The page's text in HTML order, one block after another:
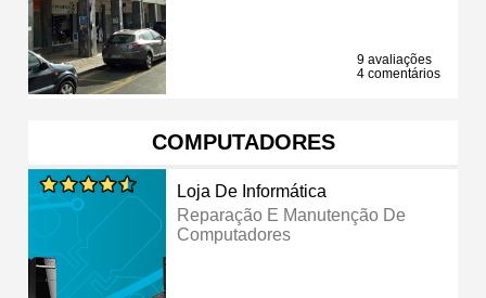
9 avaliações
4 comentários
COMPUTADORES
Loja De Informática
Reparação E Manutenção De
Computadores